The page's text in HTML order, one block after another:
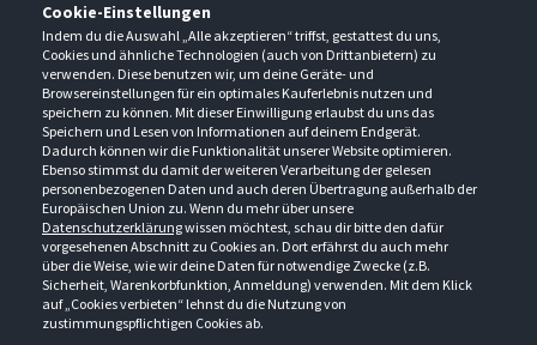
Cookie-Einstellungen
Indem du die Auswahl „Alle akzeptieren“ triffst, gestattest du uns,
Cookies und ähnliche Technologien (auch von Drittanbietern) zu
verwenden. Diese benutzen wir, um deine Geräte- und
Browsereinstellungen für ein optimales Kauferlebnis nutzen und
speichern zu können. Mit dieser Einwilligung erlaubst du uns das
Speichern und Lesen von Informationen auf deinem Endgerät.
Dadurch können wir die Funktionalität unserer Website optimieren.
Ebenso stimmst du damit der weiteren Verarbeitung der gelesen
personenbezogenen Daten und auch deren Übertragung außerhalb der
Europäischen Union zu. Wenn du mehr über unsere
Datenschutzerklärungwissen möchtest, schau dir bitte den dafür
vorgesehenen Abschnitt zu Cookies an. Dort erfährst du auch mehr
über die Weise, wie wir deine Daten für notwendige Zwecke (z.B.
Sicherheit, Warenkorbfunktion, Anmeldung) verwenden. Mit dem Klick
auf „Cookies verbieten“ lehnst du die Nutzung von
zustimmungspflichtigen Cookies ab.
Hilfe und Information
Fragen und Antworten (FAQ)
Kontakt
Newsletter
Events
Downloads
Kataloge
UNTERNEHMEN
Über uns
Anfahrt
Ansprechpartner
Außendienstbesuch
Jobs & Ausbildung
Retouren/Reklamationen
KONTAKT
Gröner-Schulze GmbH
Sarirstraße 5
12529 Schönefeld
Berlin-Schönefeld: +49 30 68 29 54-0
Saerbeck: +49 2574 88750-0
Weißenhorn: +49 731 3982-0
info@groener-schulze.com
ÖFFNUNGSZEITEN
Montag - Donnerstag
9:00 - 17:00
Freitag
9:00 - 15:00
FOLGE UNS